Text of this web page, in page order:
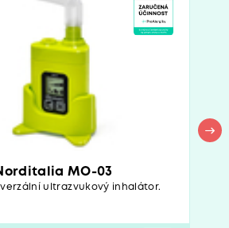
MO-03
ultrazvukový inhalátor.